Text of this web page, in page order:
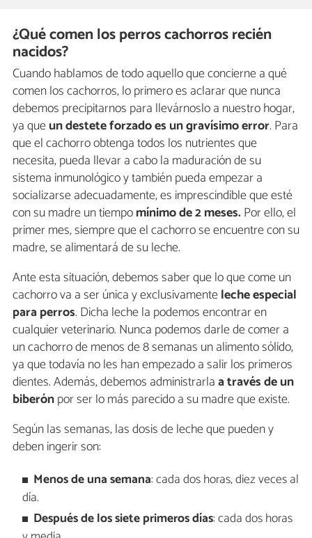
¿Qué comen los perros cachorros recién
nacidos?
Cuando hablamos de todo aquello que concierne a qué
comen los cachorros, lo primero es aclarar que nunca
debemos precipitarnos para llevárnoslo a nuestro hogar,
ya queun destete forzado es un gravísimo error. Para
que el cachorro obtenga todos los nutrientes que
necesita, pueda llevar a cabo la maduración de su
sistema inmunológico y también pueda empezar a
socializarse adecuadamente, es imprescindible que esté
con su madre un tiempomínimo de 2 meses.Por ello, el
primer mes, siempre que el cachorro se encuentre con su
madre, se alimentará de su leche.
Ante esta situación, debemos saber que lo que come un
cachorro va a ser única y exclusivamenteleche especial
para perros. Dicha leche la podemos encontrar en
cualquier veterinario. Nunca podemos darle de comer a
un cachorro de menos de 8 semanas un alimento sólido,
ya que todavía no les han empezado a salir los primeros
dientes. Además, debemos administrarlaa través de un
biberónpor ser lo más parecido a su madre que existe.
Según las semanas, las dosis de leche que pueden y
deben ingerir son:
Menos de una semana: cada dos horas, diez veces al
día.
Después de los siete primeros días: cada dos horas